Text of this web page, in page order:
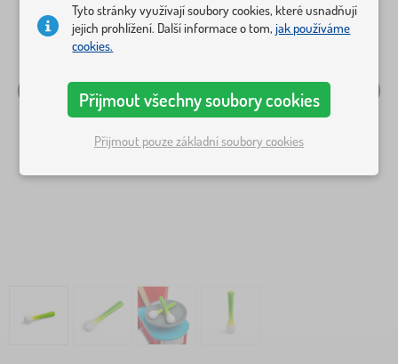
Tyto stránky využívají soubory cookies, které usnadňují
jejich prohlížení. Další informace o tom,jak používáme
cookies.
Přijmout všechny soubory cookies
Přijmout pouze základní soubory cookies